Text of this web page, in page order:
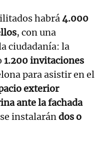
habrá4.000
, con una
ciudadanía: la
1.200 invitaciones
para asistir en el
exterior
ante la fachada
instalarándos o